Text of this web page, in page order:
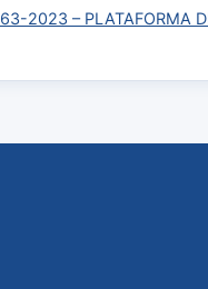
2023 – PLATAFORMA